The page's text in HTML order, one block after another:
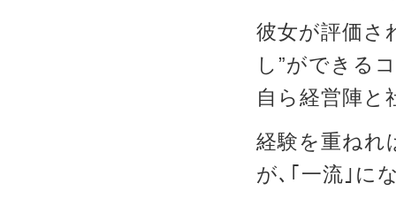
彼女が評価さ
し”ができる
自ら経営陣と
経験を重ねれ
が､｢一流｣に